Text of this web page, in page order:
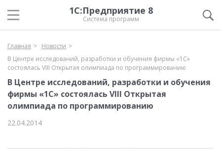
1С:Предприятие 8
Система программ
Главная
Новости
В Центре исследований, разработки и обучения фирмы «1С»
состоялась VIII Открытая олимпиада по программированию
В Центре исследований, разработки и обучения
фирмы «1С» состоялась VIII Открытая
олимпиада по программированию
22.04.2014